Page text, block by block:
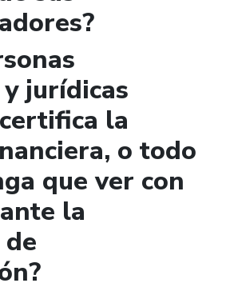
jurídicas
la
o todo
que ver con
la